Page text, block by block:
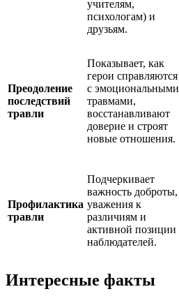
учителям,
психологам) и
друзьям.
Преодоление
последствий
травли
Показывает, как
герои справляются
с эмоциональными
травмами,
восстанавливают
доверие и строят
новые отношения.
Профилактика
травли
Подчеркивает
важность доброты,
уважения к
различиям и
активной позиции
наблюдателей.
Интересные факты